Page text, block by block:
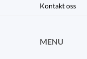
Kontakt oss
MENU